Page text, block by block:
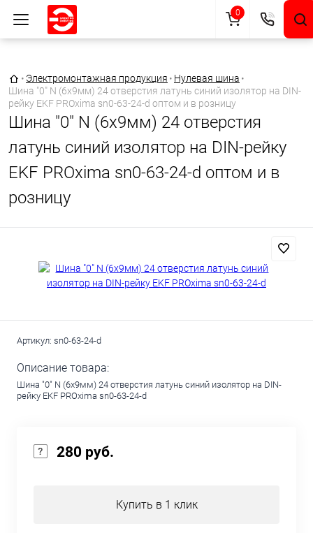
Главная страница
• Электромонтажная продукция • Нулевая шина •
Шина "0" N (6х9мм) 24 отверстия латунь синий изолятор на DIN-
рейку EKF PROxima sn0-63-24-d оптом и в розницу
Шина "0" N (6х9мм) 24 отверстия
латунь синий изолятор на DIN-рейку
EKF PROxima sn0-63-24-d оптом и в
розницу
Артикул: sn0-63-24-d
Описание товара:
Шина "0" N (6х9мм) 24 отверстия латунь синий изолятор на DIN-
рейку EKF PROxima sn0-63-24-d
280 руб.
Купить в 1 клик
0